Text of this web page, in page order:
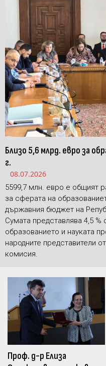
Близо 5,6 млрд. евро за
г.
08.07.2026
5599,7 млн. евро е общият
за сферата на
държавния бюджет на
Сумата представлява 4,5
образованието и науката
народните представители
комисия.
Проф. д-р Елиза